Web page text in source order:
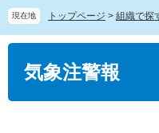
文
へ
現在地 トップページ > 組織で探
気象注警報